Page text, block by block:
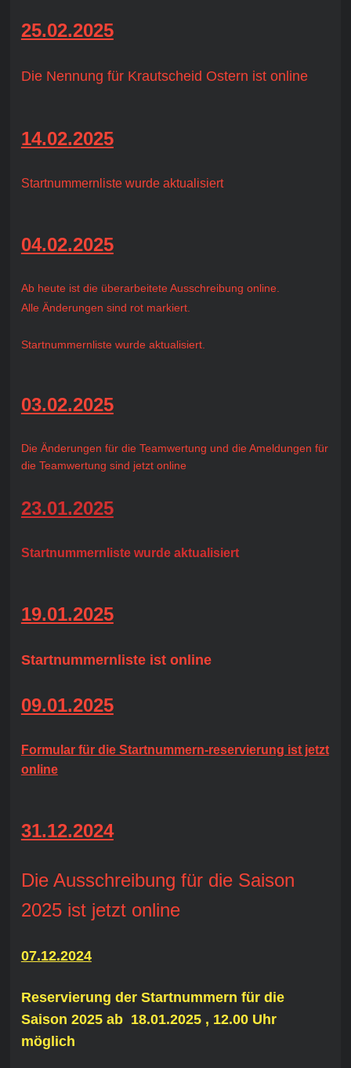
25.02.2025
Die Nennung für Krautscheid Ostern ist online
14.02.2025
Startnummernliste wurde aktualisiert
04.02.2025
Ab heute ist die überarbeitete Ausschreibung online.
Alle Änderungen sind rot markiert.
Startnummernliste wurde aktualisiert.
03.02.2025
Die Änderungen für die Teamwertung und die Ameldungen für
die Teamwertung sind jetzt online
23.01.2025
Startnummernliste wurde aktualisiert
19.01.2025
Startnummernliste ist online
09.01.2025
Formular für die Startnummern-reservierung ist jetzt
online
31.12.2024
Die Ausschreibung für die Saison
2025 ist jetzt online
07.12.2024
Reservierung der Startnummern für die
Saison 2025 ab 18.01.2025 , 12.00 Uhr
möglich